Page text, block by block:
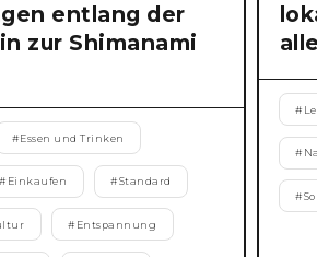
entlang der
zur Shimanami
#Essen und Trinken
# Einkaufen #Standard
# Entspannung
#
#
#